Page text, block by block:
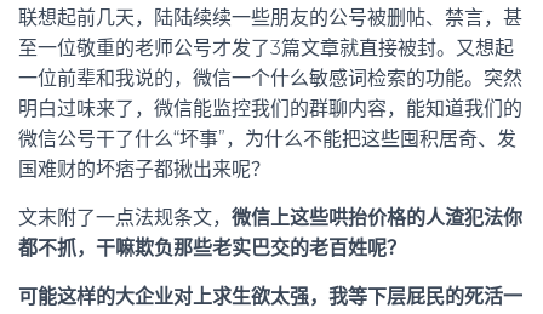
联想起前几天，陆陆续续一些朋友的公号被删帖、禁言，甚
至一位敬重的老师公号才发了3篇文章就直接被封。又想起
一位前辈和我说的，微信一个什么敏感词检索的功能。突然
明白过味来了，微信能监控我们的群聊内容，能知道我们的
微信公号干了什么“坏事”，为什么不能把这些囤积居奇、发
国难财的坏痞子都揪出来呢？
文末附了一点法规条文， 微信上这些哄抬价格的人渣犯法你
都不抓，干嘛欺负那些老实巴交的老百姓呢？
可能这样的大企业对上求生欲太强，我等下层屁民的死活一